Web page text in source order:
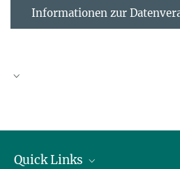
Informationen zur
124)
EVB-IT und BVB
Quick Links